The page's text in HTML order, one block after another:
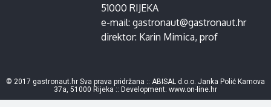
51000 RIJEKA
e-mail: gastronaut@gastronaut.hr
direktor: Karin Mimica, prof
© 2017 gastronaut.hr Sva prava pridržana :: ABISAL d.o.o. Janka Polić Kamova
37a, 51000 Rijeka :: Development: www.on-line.hr